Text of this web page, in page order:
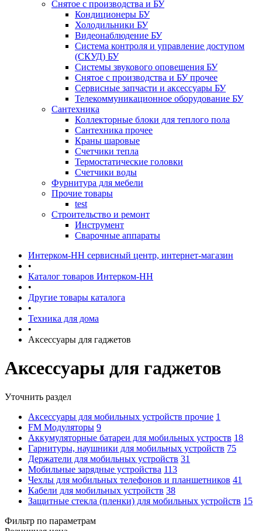
Снятое с производства и БУ
Кондиционеры БУ
Холодильники БУ
Видеонаблюдение БУ
Система контроля и управление доступом
(СКУД) БУ
Системы звукового оповещения БУ
Снятое с производства и БУ прочее
Сервисные запчасти и аксессуары БУ
Телекоммуникационное оборудование БУ
Сантехника
Коллекторные блоки для теплого пола
Сантехника прочее
Краны шаровые
Счетчики тепла
Термоcтатические головки
Счетчики воды
Фурнитура для мебели
Прочие товары
test
Строительство и ремонт
Инструмент
Сварочные аппараты
Интерком-НН сервисный центр, интернет-магазин
•
Каталог товаров Интерком-НН
•
Другие товары каталога
•
Техника для дома
•
Аксессуары для гаджетов
Аксессуары для гаджетов
Уточнить раздел
Аксессуары для мобильных устройств прочие 1
FM Модуляторы 9
Аккумуляторные батареи для мобильных устроств 18
Гарнитуры, наушники для мобильных устройств 75
Держатели для мобильных устройств 31
Мобильные зарядные устройства 113
Чехлы для мобильных телефонов и планшетников 41
Кабели для мобильных устройств 38
Защитные стекла (пленки) для мобильных устройств 15
Фильтр по параметрам